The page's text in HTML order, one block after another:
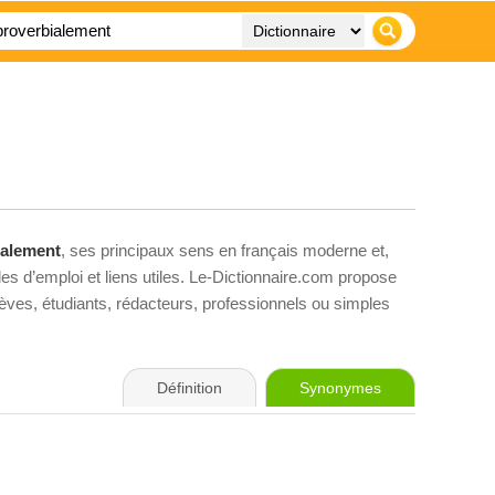
, ses principaux sens en français moderne et,
d’emploi et liens utiles. Le-Dictionnaire.com propose
étudiants, rédacteurs, professionnels ou simples
Définition Synonymes